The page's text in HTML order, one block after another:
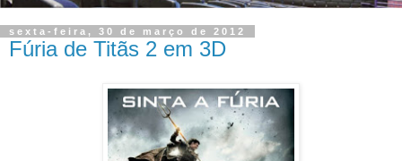
sexta-feira, 30 de março de 2012
Fúria de Titãs 2 em 3D